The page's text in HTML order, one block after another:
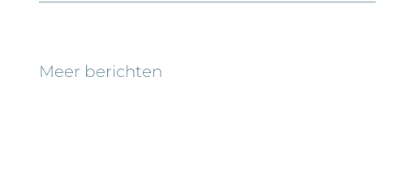
Meer berichten